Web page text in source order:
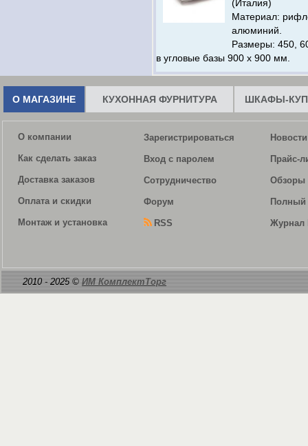
(Италия)
Материал:
алюминий.
Размеры: 450,
в угловые базы 900 х 900 мм.
О МАГАЗИНЕ КУХОННАЯ ФУРНИТУРА ШКАФЫ-
О компании
Как сделать заказ
Доставка заказов
Оплата и скидки
Монтаж и установка
Зарегистрироваться
Вход с паролем
Сотрудничество
Форум
RSS
Новости
Прайс-
Обзоры
Полный
Журнал
2010 - 2025 ©ИМ КомплектТорг